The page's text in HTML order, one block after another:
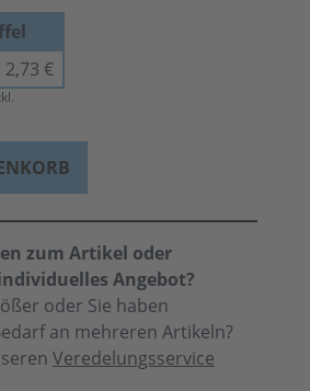
2,73 €
zum Artikel oder
Angebot?
oder Sie haben
an mehreren Artikeln?
Veredelungsservice